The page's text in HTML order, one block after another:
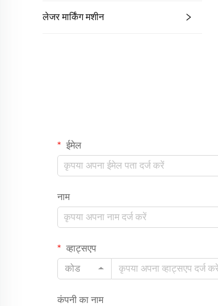
लेजर मार्किंग मशीन
ईमेल
नाम
व्हाट्सएप
कोड
कंपनी का नाम